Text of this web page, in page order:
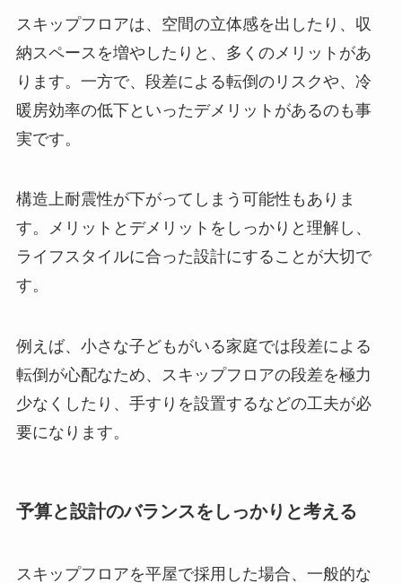
スキップフロアは、空間の立体感を出したり、収
納スペースを増やしたりと、多くのメリットがあ
ります。一方で、段差による転倒のリスクや、冷
暖房効率の低下といったデメリットがあるのも事
実です。
構造上耐震性が下がってしまう可能性もありま
す。メリットとデメリットをしっかりと理解し、
ライフスタイルに合った設計にすることが大切で
す。
例えば、小さな子どもがいる家庭では段差による
転倒が心配なため、スキップフロアの段差を極力
少なくしたり、手すりを設置するなどの工夫が必
要になります。
予算と設計のバランスをしっかりと考える
スキップフロアを平屋で採用した場合、一般的な